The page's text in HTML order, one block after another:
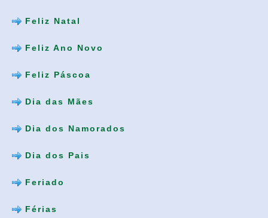
Feliz Natal
Feliz Ano Novo
Feliz Páscoa
Dia das Mães
Dia dos Namorados
Dia dos Pais
Feriado
Férias